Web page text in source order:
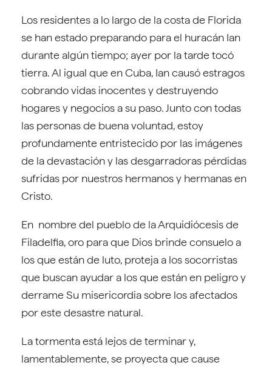
Los residentes a lo largo de la costa de Florida
se han estado preparando para el huracán Ian
durante algún tiempo; ayer por la tarde tocó
tierra. Al igual que en Cuba, Ian causó estragos
cobrando vidas inocentes y destruyendo
hogares y negocios a su paso. Junto con todas
las personas de buena voluntad, estoy
profundamente entristecido por las imágenes
de la devastación y las desgarradoras pérdidas
sufridas por nuestros hermanos y hermanas en
Cristo.
En nombre del pueblo de la Arquidiócesis de
Filadelfia, oro para que Dios brinde consuelo a
los que están de luto, proteja a los socorristas
que buscan ayudar a los que están en peligro y
derrame Su misericordia sobre los afectados
por este desastre natural.
La tormenta está lejos de terminar y,
lamentablemente, se proyecta que cause